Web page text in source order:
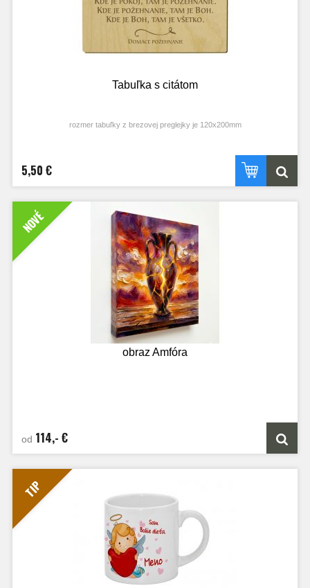
každý jeden deň je nová a úžasná príležitosť urobiť niečo láskavé a ukázať, čo
vo vás je. Tak sa pohodlne usaďte, pripravte si bystré oči i otvorené srdiečka a
poďme sa spolu pustiť do hľadania dobrých skutkov!““
Prajeme vám veľa radosti pri tejto hre.
Tabuľka s citátom
rozmer tabuľky z brezovej preglejky je 120x200mm
5,50 €
NOVÉ
obraz Amfóra
od 114,- €
TIP